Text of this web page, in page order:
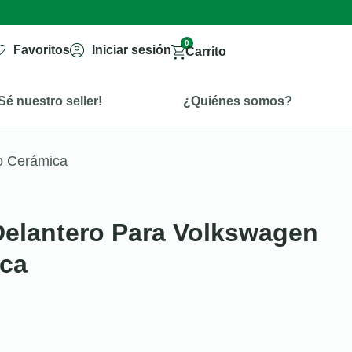
Favoritos Iniciar sesión
0
Carrito
nuestro seller! ¿Quiénes somos?
Cerámica
Para Volkswagen